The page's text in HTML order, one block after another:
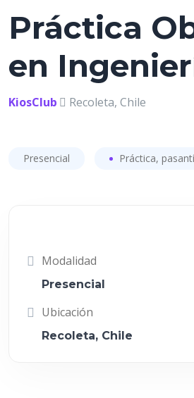
Práctica
en
KiosClub Recoleta, Chile
Presencial Práctica,
Modalidad
Presencial
Ubicación
Recoleta, Chile